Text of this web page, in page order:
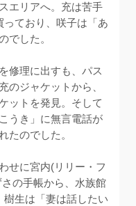
エリアへ。充は苦手
ており、咲子は「あ
でした。
修理に出すも、パス
のジャケットから、
ットを発見。そして
うき」に無言電話が
たのでした。
せに宮内(リリー・フ
の手帳から、水族館
生は「妻は話したい